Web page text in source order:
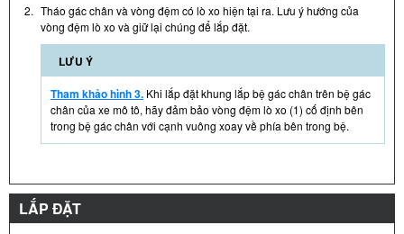
2. Tháo gác chân và vòng đệm có lò xo hiện tại ra. Lưu ý hướng của
vòng đệm lò xo và giữ lại chúng để lắp đặt.
LƯU Ý
Tham khảo hình 3. Khi lắp đặt khung lắp bệ gác chân trên bệ gác
chân của xe mô tô, hãy đảm bảo vòng đệm lò xo (1) cố định bên
trong bệ gác chân với cạnh vuông xoay về phía bên trong bệ.
LẮP ĐẶT